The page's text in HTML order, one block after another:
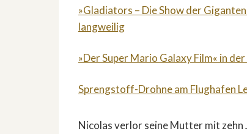
»Gladiators – Die Show der
langweilig
»Der Super Mario Galaxy Film« in
Sprengstoff-Drohne am Flughafen
Nicolas verlor seine Mutter mit zehn